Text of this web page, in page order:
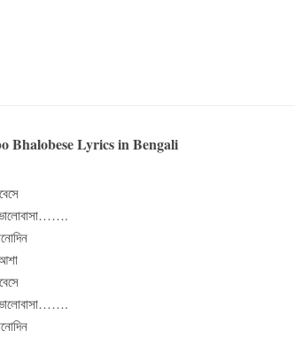
Bhalobese Lyrics in Bengali
ভালোবাসা…….
ভালোবাসা…….